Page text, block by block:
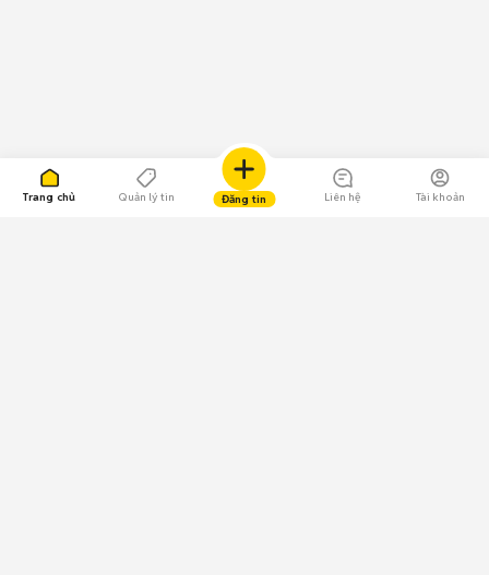
Trang chủ Quản lý tin Đăng tin Liên hệ Tài khoản